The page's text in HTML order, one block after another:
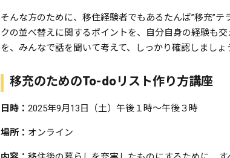
そんな方のために、移住経験者でもあるたんば”移充”
クの並べ替えに関するポイントを、自分自身の経験も
を、みんなで話を聞いて考えて、しっかり確認しましょ
移充のためのTo-doリスト作り方講座
日時： 2025年9月13日（土）午後１時～午後３時
場所： オンライン